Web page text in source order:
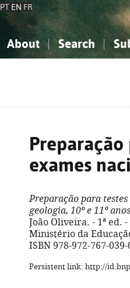
PT EN FR
About Search
Preparação
exames
Preparação para
geologia, 10º e 11º anos
João Oliveira. - 1ª
Ministério da
ISBN 978-972-767-039-
Persistent link: http://